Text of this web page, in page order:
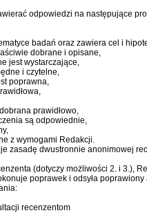
odpowiedzi na następujące
badań oraz zawiera cel i
dobrane i opisane,
jest wystarczające,
i czytelne,
poprawna,
prawidłowo,
są odpowiednie,
z wymogami Redakcji.
zasadę dwustronnie anonimowej
(dotyczy możliwości 2. i 3.),
poprawek i odsyła
recenzentom